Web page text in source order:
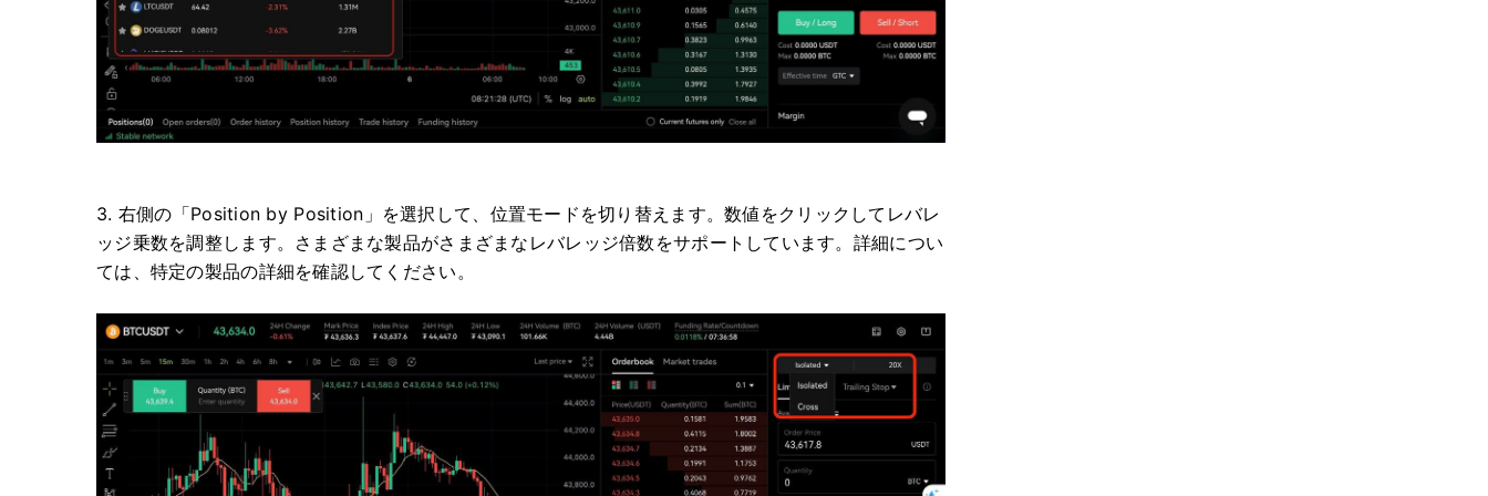
3. 右側の「Position by Position」を選択して、位置モードを切り替えます。数値をクリックしてレバレ
ッジ乗数を調整します。 さまざまな製品がさまざまなレバレッジ倍数をサポートしています。詳細につい
ては、特定の製品の詳細を確認してください。